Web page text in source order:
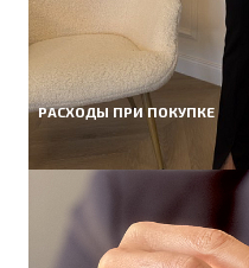
РАСХОДЫ ПРИ ПОКУПКЕ